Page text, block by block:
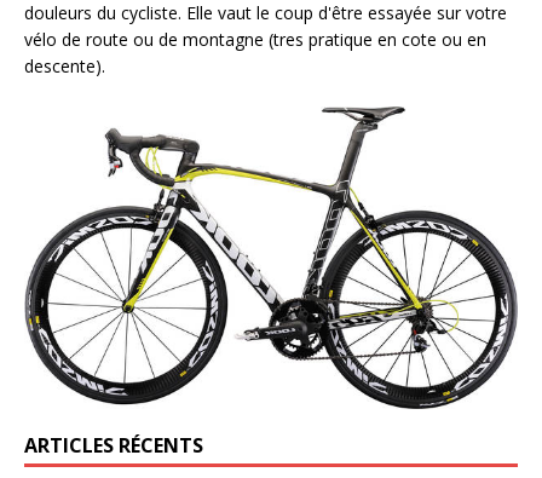
douleurs du cycliste. Elle vaut le coup d'être essayée sur votre
vélo de route ou de montagne (tres pratique en cote ou en
descente).
ARTICLES RÉCENTS